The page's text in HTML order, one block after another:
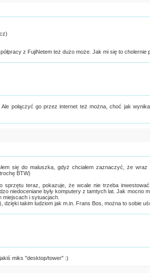
z FujiNetem też dużo może. Jak mi się to cholernie
połączyć go przez internet też można, choć jak
się do maluszka, gdyż chciałem zaznaczyć, że
BTW)
sprzętu teraz, pokazuje, że wcale nie trzeba
niedoceniane były komputery z tamtych lat. Jak mocno
miejscach i sytuacjach.
takim ludziom jak m.in. Frans Bos, można to sobie
miks "desktop/tower" :)